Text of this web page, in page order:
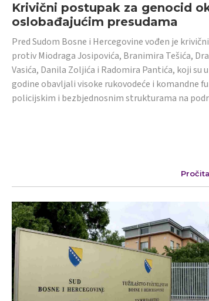
Krivični postupak za genocid
oslobađajućim presudama
Pred Sudom Bosne i Hercegovine vođen je
protiv Miodraga Josipovića, Branimira Tešića,
Vasića, Danila Zoljića i Radomira Pantića, koji su
godine obavljali visoke rukovodeće i komandne
policijskim i bezbjednosnim strukturama na